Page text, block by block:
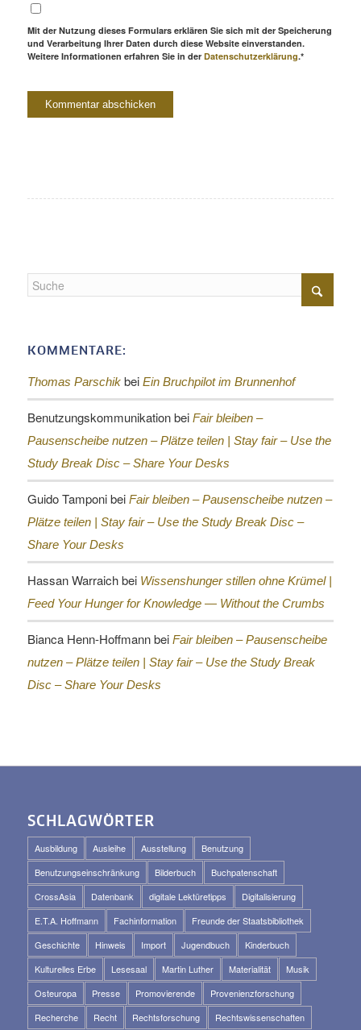
Mit der Nutzung dieses Formulars erklären Sie sich mit der Speicherung
und Verarbeitung Ihrer Daten durch diese Website einverstanden.
Weitere Informationen erfahren Sie in der Datenschutzerklärung.*
KOMMENTARE:
Thomas Parschikbei Ein Bruchpilot im Brunnenhof
Benutzungskommunikationbei Fair bleiben –
Pausenscheibe nutzen – Plätze teilen | Stay fair – Use the
Study Break Disc – Share Your Desks
Guido Tamponibei Fair bleiben – Pausenscheibe nutzen –
Plätze teilen | Stay fair – Use the Study Break Disc –
Share Your Desks
Hassan Warraichbei Wissenshunger stillen ohne Krümel |
Feed Your Hunger for Knowledge — Without the Crumbs
Bianca Henn-Hoffmannbei Fair bleiben – Pausenscheibe
nutzen – Plätze teilen | Stay fair – Use the Study Break
Disc – Share Your Desks
SCHLAGWÖRTER
Ausbildung Ausleihe Ausstellung
Benutzung
Benutzungseinschränkung
Bilderbuch
Buchpatenschaft
CrossAsia
Datenbank digitale Lektüretipps
Digitalisierung
E.T.A. Hoffmann
Fachinformation
Freunde der Staatsbibliothek
Geschichte
Hinweis Import Jugendbuch
Kinderbuch
Kulturelles Erbe
Lesesaal Martin Luther Materialität
Musik
Osteuropa
Presse Promovierende
Provenienzforschung
Recherche
Recht Rechtsforschung
Rechtswissenschaften